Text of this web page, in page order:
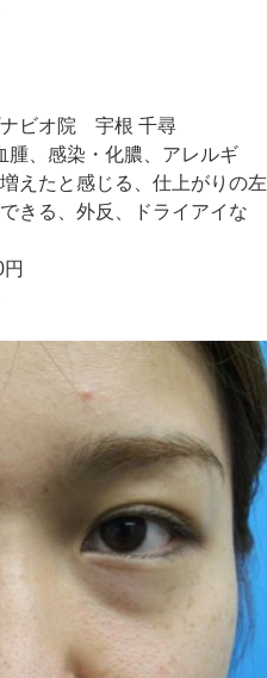
ナビオ院 宇根 千尋
腫、感染・化膿、アレルギ
えたと感じる、仕上がりの左
きる、外反、ドライアイな